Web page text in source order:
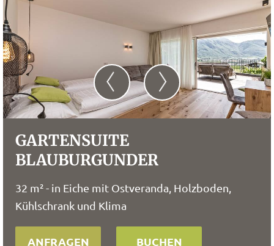
GARTENSUITE
BLAUBURGUNDER
32 m² - in Eiche mit Ostveranda, Holzboden,
Kühlschrank und Klima
ANFRAGEN BUCHEN